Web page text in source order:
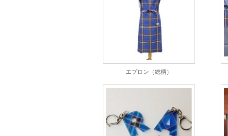
エプロン（総柄）